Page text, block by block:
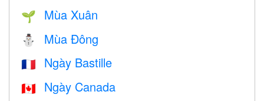
🌱 Mùa Xuân
⛄ Mùa Đông
🇫🇷 Ngày Bastille
🇨🇦 Ngày Canada